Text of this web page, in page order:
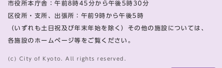
市役所本庁舎：午前8時45分から午後5時30分
区役所・支所、出張所：午前9時から午後5時
（いずれも土日祝及び年末年始を除く）その他の施設については、
各施設のホームページ等をご覧ください。
(c) City of Kyoto. All rights reserved.